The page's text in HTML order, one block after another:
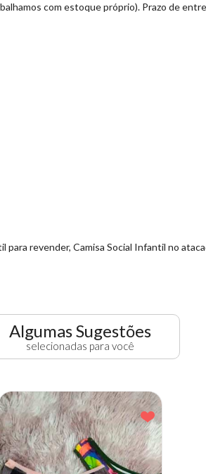
com estoque próprio). Prazo de
revender, Camisa Social Infantil no
Algumas Sugestões
selecionadas para você